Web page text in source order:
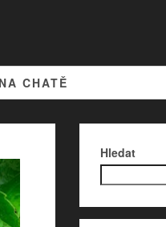
CHATĚ
Hledat